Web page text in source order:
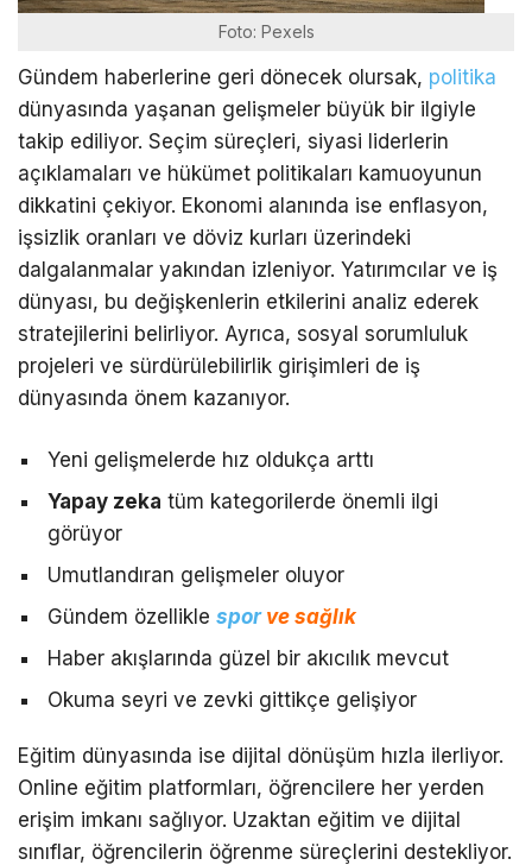
Foto: Pexels
Gündem haberlerine geri dönecek olursak, politika
dünyasında yaşanan gelişmeler büyük bir ilgiyle
takip ediliyor. Seçim süreçleri, siyasi liderlerin
açıklamaları ve hükümet politikaları kamuoyunun
dikkatini çekiyor. Ekonomi alanında ise enflasyon,
işsizlik oranları ve döviz kurları üzerindeki
dalgalanmalar yakından izleniyor. Yatırımcılar ve iş
dünyası, bu değişkenlerin etkilerini analiz ederek
stratejilerini belirliyor. Ayrıca, sosyal sorumluluk
projeleri ve sürdürülebilirlik girişimleri de iş
dünyasında önem kazanıyor.
Yeni gelişmelerde hız oldukça arttı
Yapay zeka tüm kategorilerde önemli ilgi
görüyor
Umutlandıran gelişmeler oluyor
Gündem özellikle sporve sağlık
Haber akışlarında güzel bir akıcılık mevcut
Okuma seyri ve zevki gittikçe gelişiyor
Eğitim dünyasında ise dijital dönüşüm hızla ilerliyor.
Online eğitim platformları, öğrencilere her yerden
erişim imkanı sağlıyor. Uzaktan eğitim ve dijital
sınıflar, öğrencilerin öğrenme süreçlerini destekliyor.